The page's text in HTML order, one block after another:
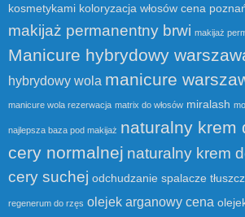
kosmetykami koloryzacja włosów cena
makijaż permanentny brwi makijaż
Manicure hybrydowy
hybrydowy wola manicure
manicure wola rezerwacja matrix do włosów miralash
najlepsza baza pod makijaż naturalny krem
cery normalnej naturalny krem
cery suchej odchudzanie spalacze
regenerum do rzęs olejek arganowy cena